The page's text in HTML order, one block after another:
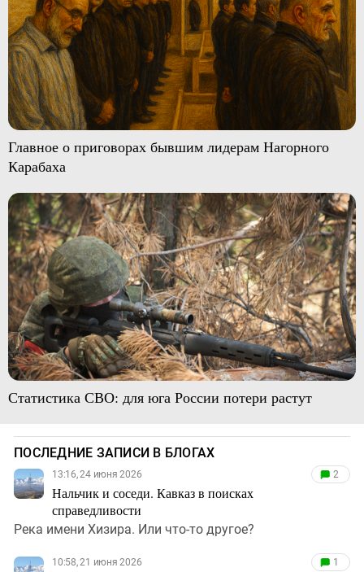
Главное о приговорах бывшим лидерам Нагорного
Карабаха
Статистика СВО: для юга России потери растут
ПОСЛЕДНИЕ ЗАПИСИ В БЛОГАХ
13:16, 24 июня 2026
Нальчик и соседи. Кавказ в поисках
справедливости
2
Река имени Хизира. Или что-то другое?
10:58, 21 июня 2026 1